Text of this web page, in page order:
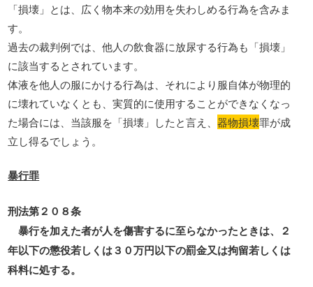
「損壊」とは、広く物本来の効用を失わしめる行為を含みま
す。
過去の裁判例では、他人の飲食器に放尿する行為も「損壊」
に該当するとされています。
体液を他人の服にかける行為は、それにより服自体が物理的
に壊れていなくとも、実質的に使用することができなくなっ
た場合には、当該服を「損壊」したと言え、器物損壊罪が成
立し得るでしょう。
暴行罪
刑法第２０８条
暴行を加えた者が人を傷害するに至らなかったときは、２
年以下の懲役若しくは３０万円以下の罰金又は拘留若しくは
科料に処する。